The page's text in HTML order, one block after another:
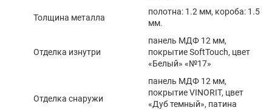
Толщина металла
полотна: 1.2 мм, короба: 1.5
мм.
Отделка изнутри
панель МДФ 12 мм,
покрытие SoftTouch, цвет
«Белый» «№17»
Отделка снаружи
панель МДФ 12 мм,
покрытие VINORIT, цвет
«Дуб темный», патина